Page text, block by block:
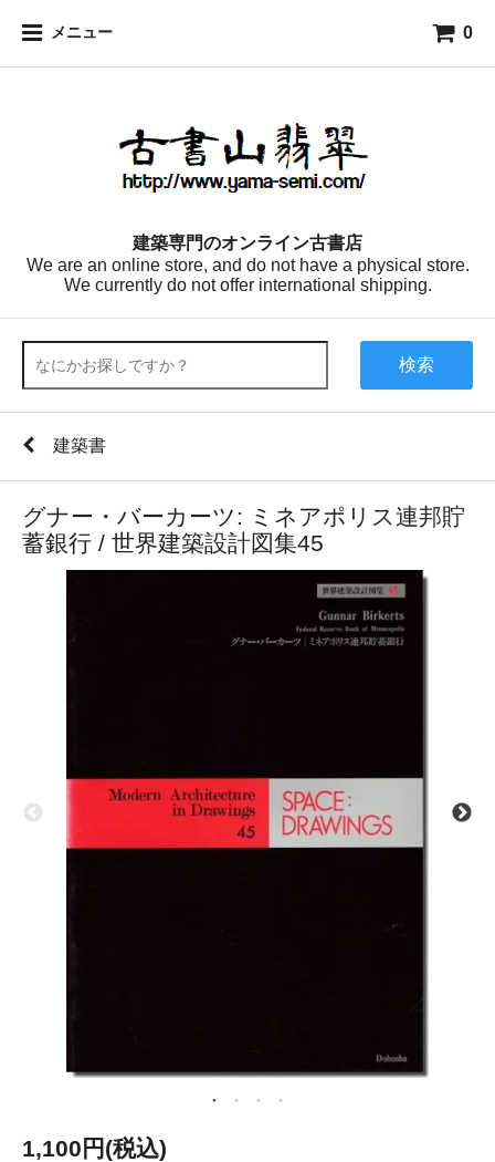
メニュー 0
建築専門のオンライン古書店
We are an online store, and do not have a physical store.
We currently do not offer international shipping.
検索
建築書
グナー・バーカーツ: ミネアポリス連邦貯
蓄銀行 / 世界建築設計図集45
1,100円(税込)